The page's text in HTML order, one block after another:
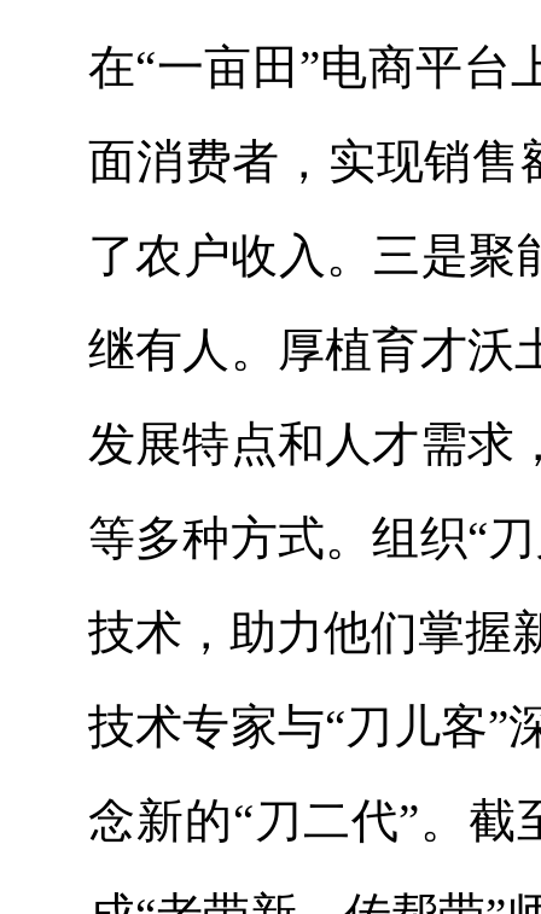
在“一亩田”电商平台
面消费者，实现销售
了农户收入。三是聚
继有人。厚植育才沃
发展特点和人才需求
等多种方式。组织“
技术，助力他们掌握
技术专家与“刀儿客”
念新的“刀二代”。